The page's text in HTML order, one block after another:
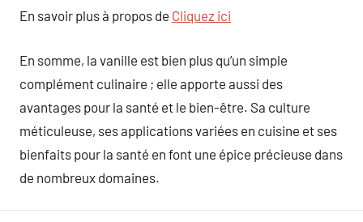
En savoir plus à propos de Cliquez ici
En somme, la vanille est bien plus qu’un simple
complément culinaire ; elle apporte aussi des
avantages pour la santé et le bien-être. Sa culture
méticuleuse, ses applications variées en cuisine et ses
bienfaits pour la santé en font une épice précieuse dans
de nombreux domaines.